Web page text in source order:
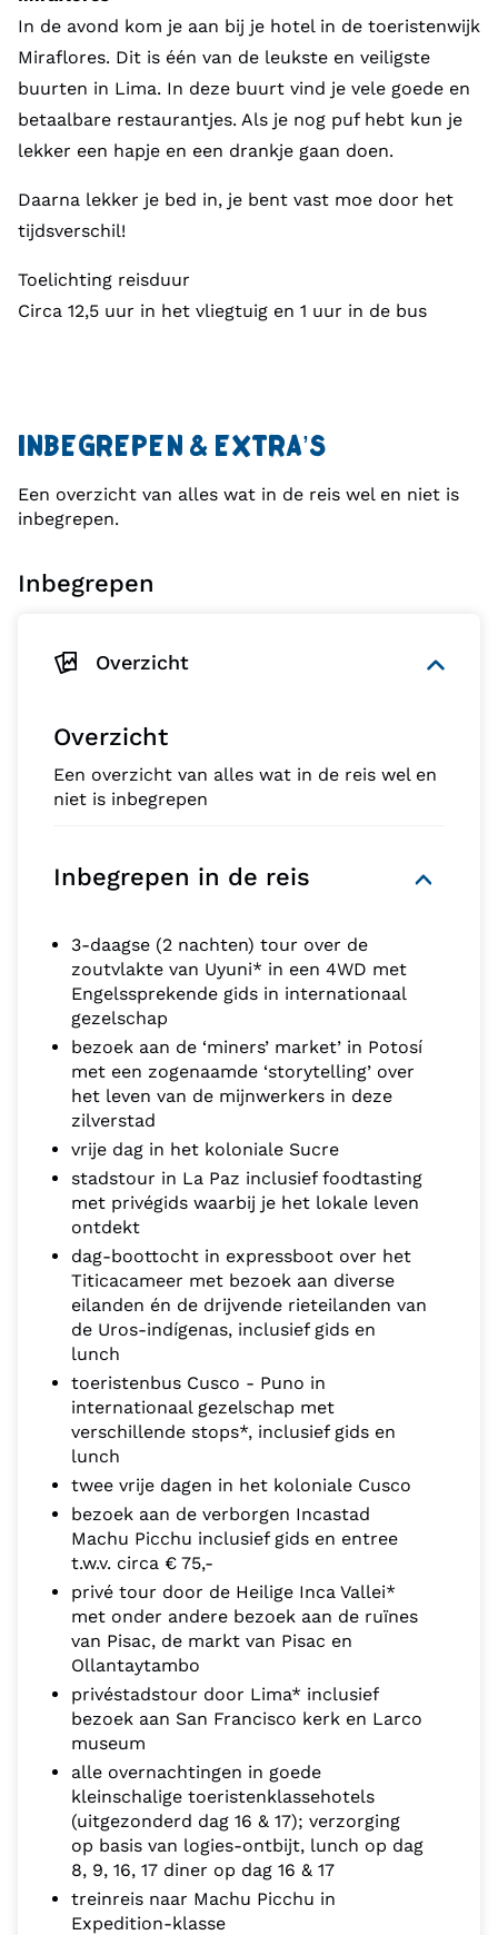
In de avond kom je aan bij je hotel in de toeristenwijk
Miraflores. Dit is één van de leukste en veiligste
buurten in Lima. In deze buurt vind je vele goede en
betaalbare restaurantjes. Als je nog puf hebt kun je
lekker een hapje en een drankje gaan doen.
Daarna lekker je bed in, je bent vast moe door het
tijdsverschil!
Toelichting reisduur
Circa 12,5 uur in het vliegtuig en 1 uur in de bus
INBEGREPEN & EXTRA’S
Een overzicht van alles wat in de reis wel en niet is
inbegrepen.
Inbegrepen
Overzicht
Overzicht
Een overzicht van alles wat in de reis wel en
niet is inbegrepen
Inbegrepen in de reis
3-daagse (2 nachten) tour over de
zoutvlakte van Uyuni* in een 4WD met
Engelssprekende gids in internationaal
gezelschap
bezoek aan de ‘miners’ market’ in Potosí
met een zogenaamde ‘storytelling’ over
het leven van de mijnwerkers in deze
zilverstad
vrije dag in het koloniale Sucre
stadstour in La Paz inclusief foodtasting
met privégids waarbij je het lokale leven
ontdekt
dag-boottocht in expressboot over het
Titicacameer met bezoek aan diverse
eilanden én de drijvende rieteilanden van
de Uros-indígenas, inclusief gids en
lunch
toeristenbus Cusco - Puno in
internationaal gezelschap met
verschillende stops*, inclusief gids en
lunch
twee vrije dagen in het koloniale Cusco
bezoek aan de verborgen Incastad
Machu Picchu inclusief gids en entree
t.w.v. circa € 75,-
privé tour door de Heilige Inca Vallei*
met onder andere bezoek aan de ruïnes
van Pisac, de markt van Pisac en
Ollantaytambo
privéstadstour door Lima* inclusief
bezoek aan San Francisco kerk en Larco
museum
alle overnachtingen in goede
kleinschalige toeristenklassehotels
(uitgezonderd dag 16 & 17); verzorging
op basis van logies-ontbijt, lunch op dag
8, 9, 16, 17 diner op dag 16 & 17
treinreis naar Machu Picchu in
Expedition-klasse